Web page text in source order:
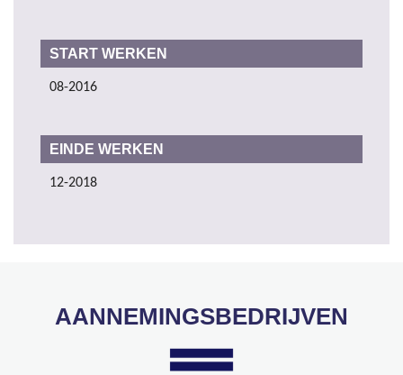
START WERKEN
08-2016
EINDE WERKEN
12-2018
AANNEMINGSBEDRIJVEN